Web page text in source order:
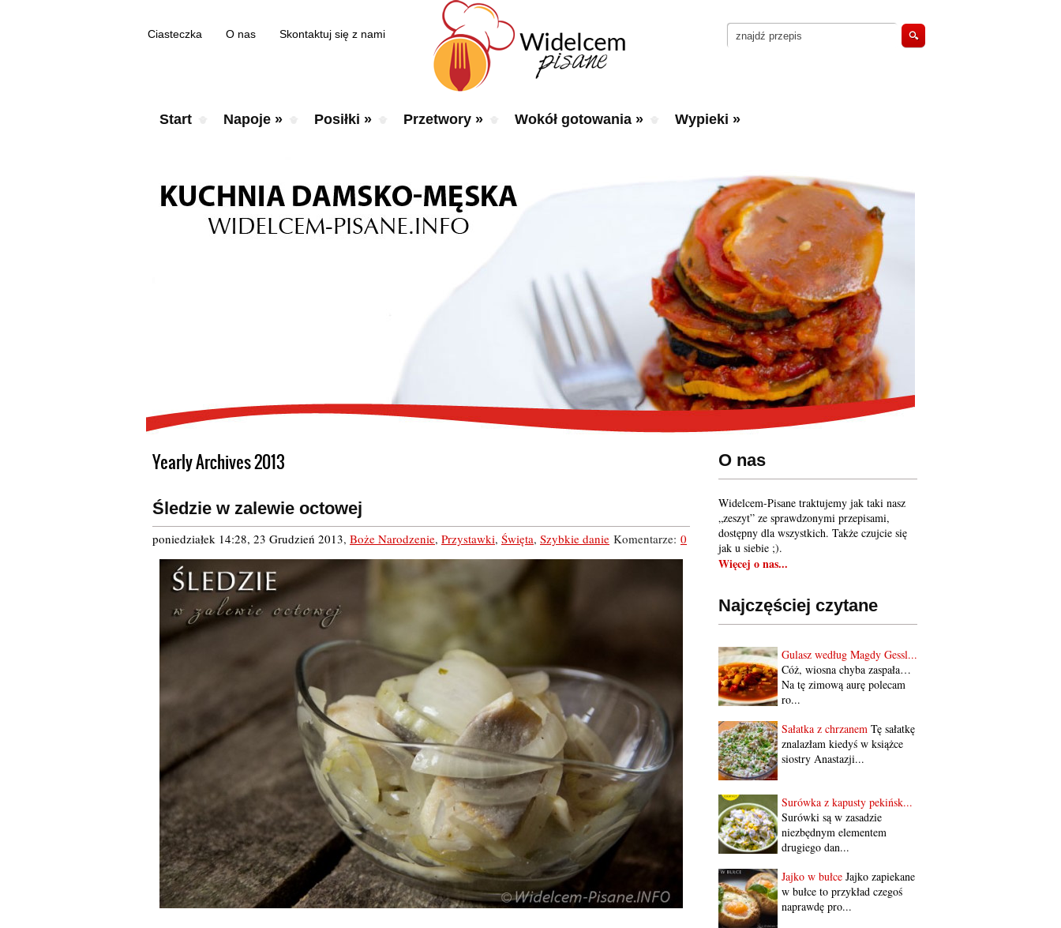
Ciasteczka O nas Skontaktuj się z nami
Start Napoje » Posiłki » Przetwory » Wokół gotowania » Wypieki »
O nas
Widelcem-Pisane traktujemy jak taki nasz
„zeszyt” ze sprawdzonymi przepisami,
dostępny dla wszystkich. Także czujcie się
jak u siebie ;).
Więcej o nas...
Najczęściej czytane
Gulasz według Magdy Gessl...
Cóż, wiosna chyba zaspała…
Na tę zimową aurę polecam
ro...
Sałatka z chrzanem Tę sałatkę
znalazłam kiedyś w książce
siostry Anastazji...
Surówka z kapusty pekińsk...
Surówki są w zasadzie
niezbędnym elementem
drugiego dan...
Jajko w bułce Jajko zapiekane
w bułce to przykład czegoś
naprawdę pro...
Yearly Archives 2013
Śledzie w zalewie octowej
poniedziałek 14:28, 23 Grudzień 2013, Boże Narodzenie, Przystawki, Święta, Szybkie danie Komentarze: 0